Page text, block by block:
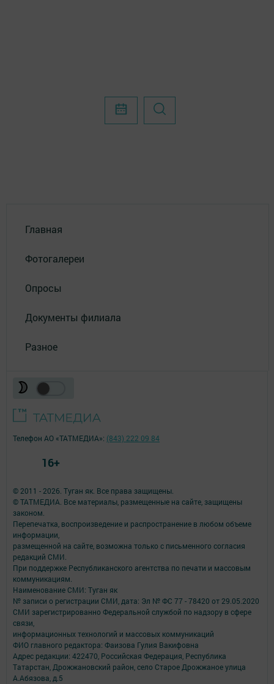
Главная
Фотогалереи
Опросы
Документы филиала
Разное
© 2011 - 2026. Туган як. Все права защищены.
© ТАТМЕДИА. Все материалы, размещенные на сайте, защищены
законом.
Перепечатка, воспроизведение и распространение в любом объеме
информации,
размещенной на сайте, возможна только с письменного согласия
редакций СМИ.
При поддержке Республиканского агентства по печати и массовым
коммуникациям.
Наименование СМИ: Туган як
№ записи о регистрации СМИ, дата: Эл № ФС 77 - 78420 от 29.05.2020
СМИ зарегистрированно Федеральной службой по надзору в сфере
связи,
информационных технологий и массовых коммуникаций
ФИО главного редактора: Фаизова Гулия Вакифовна
Адрес редакции: 422470, Российская Федерация, Республика
Татарстан, Дрожжановский район, село Старое Дрожжаное улица
А.Абязова, д.5
Телефон АО «ТАТМЕДИА»: (843) 222 09 84
16+